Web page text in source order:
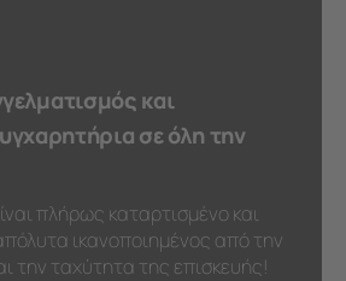
και
σε όλη την
πλήρως καταρτισμένο και
ικανοποιημένος από την
την ταχύτητα της επισκευής!